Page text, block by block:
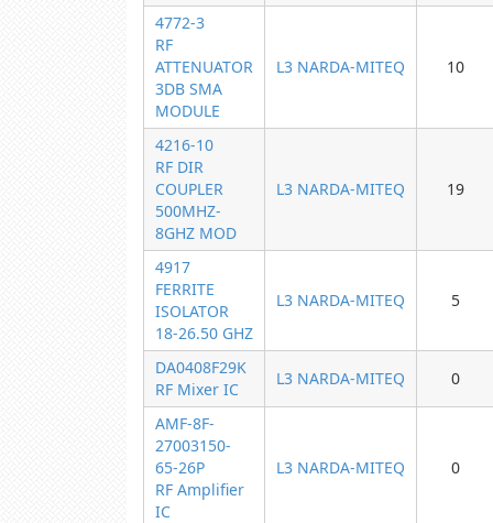
4772-3
RF
ATTENUATOR
3DB SMA
MODULE
L3 NARDA-MITEQ 10
4216-10
RF DIR
COUPLER
500MHZ-
8GHZ MOD
L3 NARDA-MITEQ 19
4917
FERRITE
ISOLATOR
18-26.50 GHZ
L3 NARDA-MITEQ 5
DA0408F29K
RF Mixer IC
L3 NARDA-MITEQ 0
AMF-8F-
27003150-
65-26P
RF Amplifier
IC
L3 NARDA-MITEQ 0